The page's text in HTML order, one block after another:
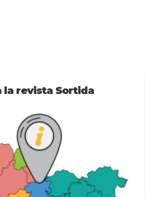
la revista Sortida